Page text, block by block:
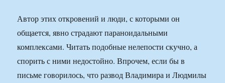
Автор этих откровений и люди, с которыми он
общается, явно страдают параноидальными
комплексами. Читать подобные нелепости скучно, а
спорить с ними недостойно. Впрочем, если бы в
письме говорилось, что развод Владимира и Людмилы